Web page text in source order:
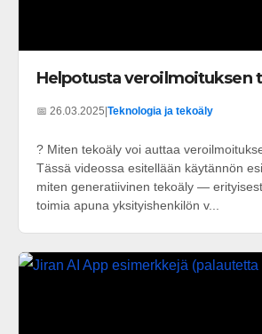
Helpotusta veroilmoituksen
📅 26.03.2025 Teknologia ja tekoäly
? Miten tekoäly voi auttaa
Tässä videossa esitellään käytännön
miten generatiivinen tekoäly —
toimia apuna yksityishenkilön v...